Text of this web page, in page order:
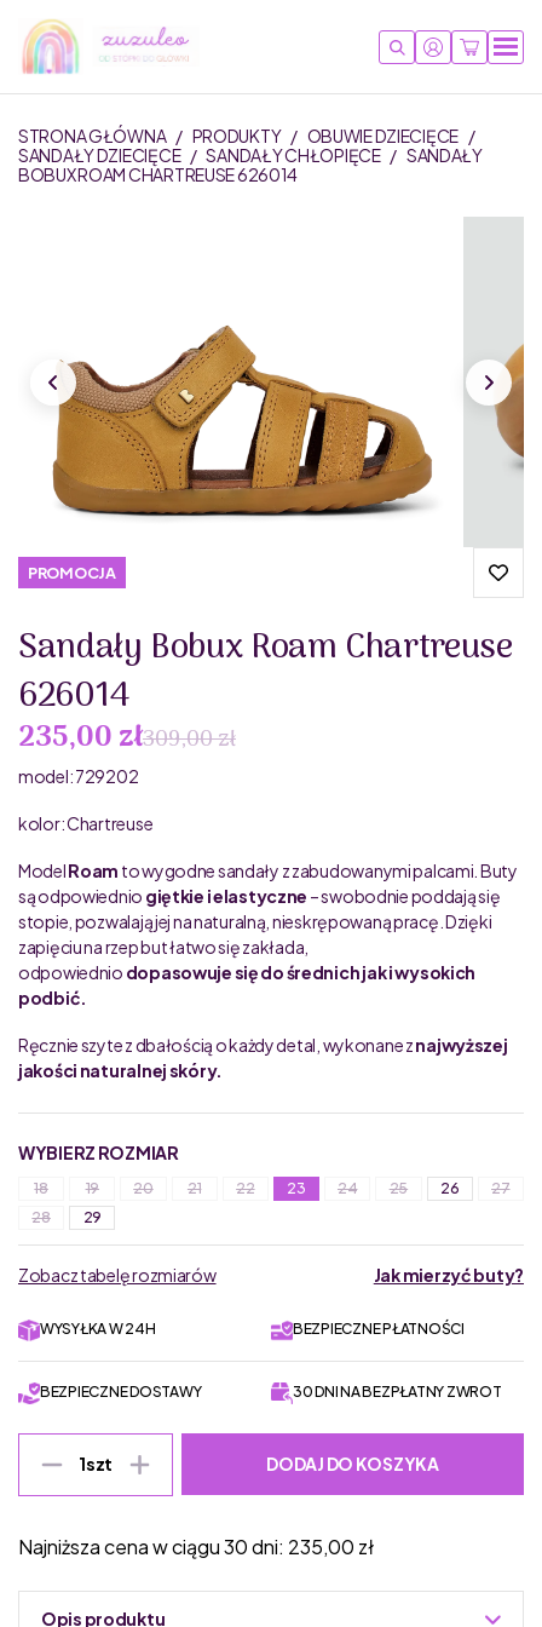
STRONA GŁÓWNA / PRODUKTY / OBUWIE DZIECIĘCE /
SANDAŁY DZIECIĘCE / SANDAŁY CHŁOPIĘCE / SANDAŁY
BOBUX ROAM CHARTREUSE 626014
PROMOCJA
Sandały Bobux Roam Chartreuse
626014
235,00 zł309,00 zł
model: 729202
kolor: Chartreuse
ModelRoam to wygodne sandały z zabudowanymi palcami. Buty
są odpowiednio giętkie i elastyczne – swobodnie poddają się
stopie, pozwalają jej na naturalną, nieskrępowaną pracę. Dzięki
zapięciu na rzep but łatwo się zakłada,
odpowiednio dopasowuje się do średnich jak i wysokich
podbić.
Ręcznie szyte z dbałością o każdy detal, wykonane znajwyższej
jakości naturalnej skóry.
WYBIERZ ROZMIAR
18 19 20 21 22 23 24 25 26
27
28
29
Zobacz tabelę rozmiarów Jak mierzyć buty?
WYSYŁKA W 24H BEZPIECZNE PŁATNOŚCI
BEZPIECZNE DOSTAWY 30 DNI NA BEZPŁATNY ZWROT
1szt DODAJ DO KOSZYKA
Najniższa cena w ciągu 30 dni: 235,00 zł
Opis produktu